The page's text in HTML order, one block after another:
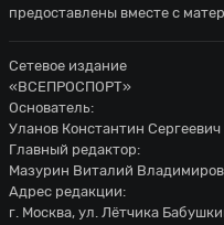
предоставлены вместе с
Сетевое издание
«ВСЕПРОСПОРТ»
Основатель:
Уланов Константин Сергеевич
Главный редактор:
Мазурин Виталий
Адрес редакции:
г. Москва, ул. Лётчика